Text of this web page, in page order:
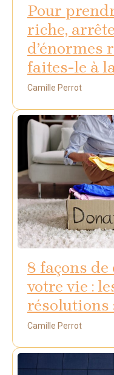
Pour
riche,
d’énormes
faites-le à
Camille Perrot
8 façons
votre vie :
résolutions
Camille Perrot